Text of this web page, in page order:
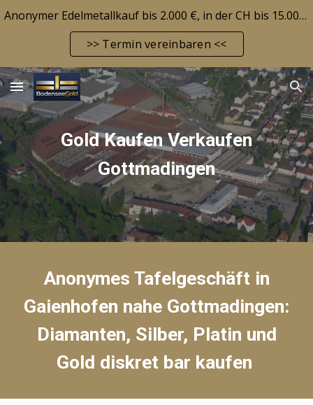
Skip to main content
Anonymer Edelmetallkauf bis 2.000 €, in der CH bis 15.000 CHF! Edelmetallbarrendepot möglich! Aktuelle Marktlage siehe FAQ-Seite!
>> Termin vereinbaren <<
Gold Kaufen Verkaufen
Gottmadingen
Anonymes Tafelgeschäft in
Gaienhofen nahe Gottmadingen:
Diamanten, Silber, Platin und
Gold diskret bar kaufen